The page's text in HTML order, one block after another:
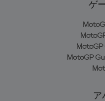
ゲ
MotoGP
ア